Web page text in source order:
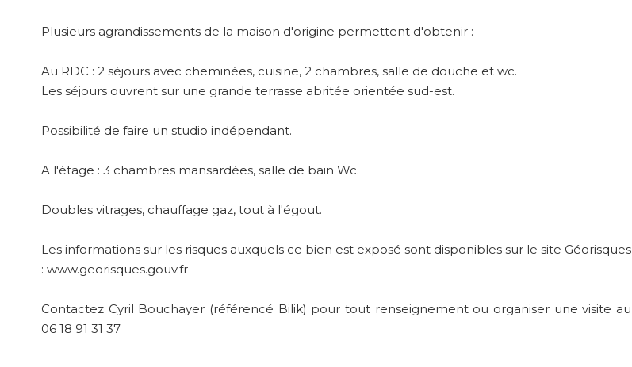
Plusieurs agrandissements de la maison d'origine permettent d'obtenir :
Au RDC : 2 séjours avec cheminées, cuisine, 2 chambres, salle de douche et wc.
Les séjours ouvrent sur une grande terrasse abritée orientée sud-est.
Possibilité de faire un studio indépendant.
A l'étage : 3 chambres mansardées, salle de bain Wc.
Doubles vitrages, chauffage gaz, tout à l'égout.
Les informations sur les risques auxquels ce bien est exposé sont disponibles sur le site Géorisques
: www.georisques.gouv.fr
Contactez Cyril Bouchayer (référencé Bilik) pour tout renseignement ou organiser une visite au
06 18 91 31 37